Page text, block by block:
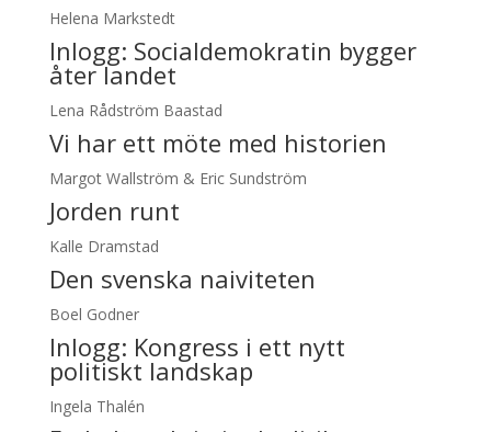
Helena Markstedt
Inlogg: Socialdemokratin bygger
åter landet
Lena Rådström Baastad
Vi har ett möte med historien
Margot Wallström & Eric Sundström
Jorden runt
Kalle Dramstad
Den svenska naiviteten
Boel Godner
Inlogg: Kongress i ett nytt
politiskt landskap
Ingela Thalén